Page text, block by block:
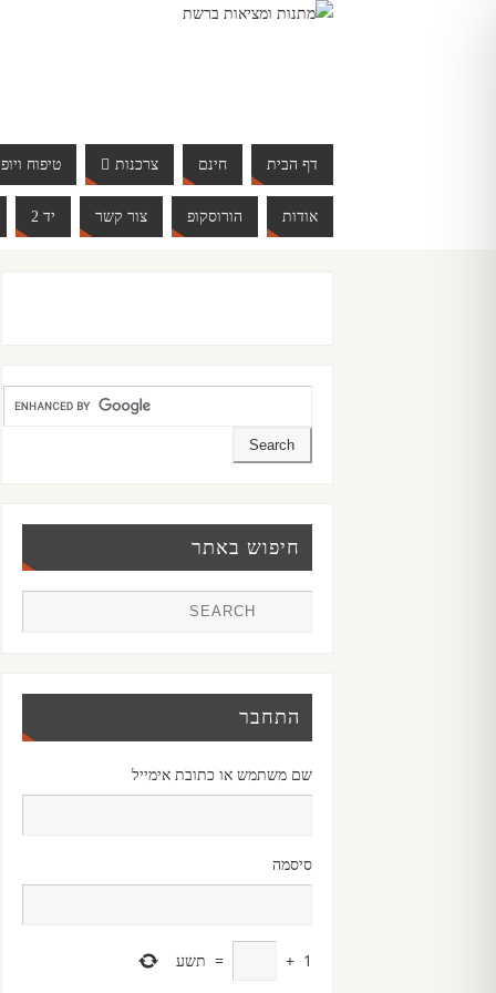
דף הבית חינם צרכנות טיפוח
אודות הורוסקופ צור קשר יד 2
חיפוש באתר
התחבר
שם משתמש או כתובת אימייל
סיסמה
1
+
= תשע